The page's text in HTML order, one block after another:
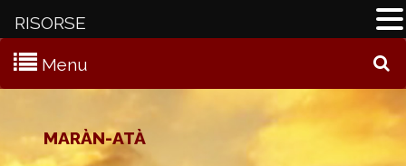
Menu
MARÀN-ATÀ
RISORSE